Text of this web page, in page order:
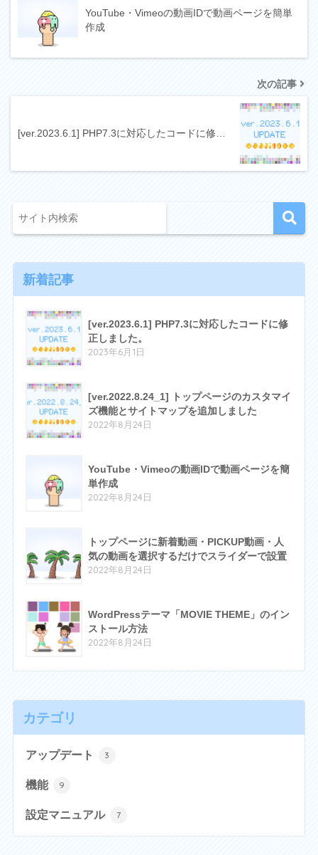
YouTube・Vimeoの動画IDで動画ページを簡単
作成
次の記事
[ver.2023.6.1] PHP7.3に対応したコードに修…
新着記事
[ver.2023.6.1] PHP7.3に対応したコードに修
正しました。
2023年6月1日
[ver.2022.8.24_1] トップページのカスタマイ
ズ機能とサイトマップを追加しました
2022年8月24日
YouTube・Vimeoの動画IDで動画ページを簡
単作成
2022年8月24日
トップページに新着動画・PICKUP動画・人
気の動画を選択するだけでスライダーで設置
2022年8月24日
WordPressテーマ「MOVIE THEME」のイン
ストール方法
2022年8月24日
カテゴリ
アップデート 3
機能 9
設定マニュアル 7